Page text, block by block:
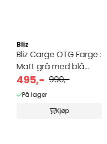
Bliz
Bliz Carge OTG Farge :
Matt grå med blå
logo, ...
495,- 990,-
På lager
Kjøp